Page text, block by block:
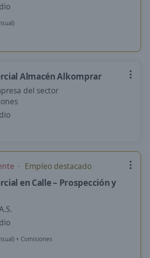
Almacén Alkomprar
del sector
Empleo destacado
en Calle – Prospección y
+ Comisiones